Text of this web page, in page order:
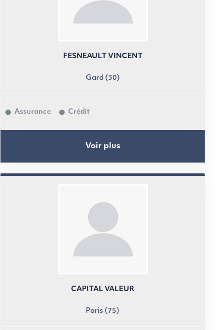
FESNEAULT VINCENT
Gard (30)
Assurance Crédit
Voir plus
CAPITAL VALEUR
Paris (75)